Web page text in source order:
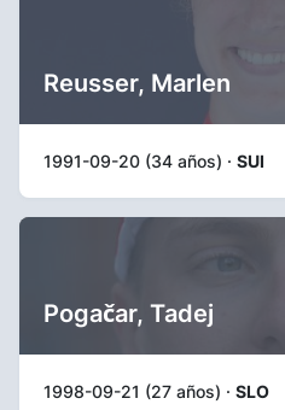
Reusser, Marlen
1991-09-20 (34 años) · SUI
Pogačar, Tadej
1998-09-21 (27 años) · SLO